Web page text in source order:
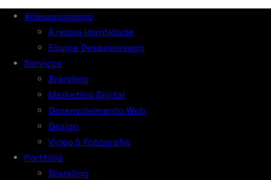
#desassossego
A nossa identidade
Equipa Desassossego
Serviços
Branding
Marketing Digital
Desenvolvimento Web
Design
Vídeo & Fotografia
Portfólio
Branding